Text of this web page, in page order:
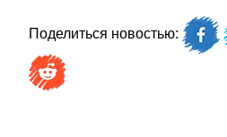
Поделиться новостью: